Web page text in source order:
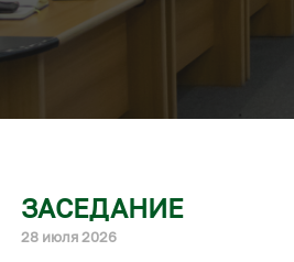
ЗАСЕДАНИЕ
28 июля 2026